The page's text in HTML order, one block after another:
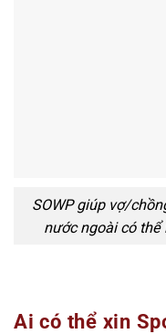
SOWP giúp vợ/
nước ngoài có thể
Ai có thể xin